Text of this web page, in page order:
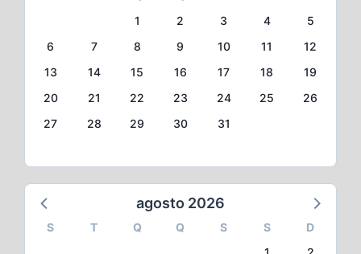
1
2 3 4
5
6
7 8 9 10 11
12
13
14 15 16 17 18
19
20
21 22 23 24 25
26
27
28 29 30 31
agosto 2026
S T Q Q S S
D